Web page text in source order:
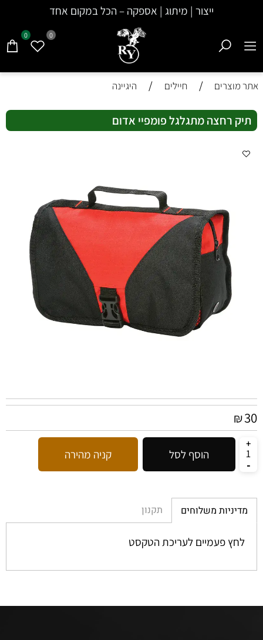
ייצור | מיתוג | אספקה – הכל במקום אחד
0 0
אתר מוצרים / חיילים / היגיינה
תיק רחצה מתגלגל פומפיי אדום
₪30
הוסף לסל קניה מהירה
מדיניות משלוחים תקנון
לחץ פעמיים לעריכת הטקסט